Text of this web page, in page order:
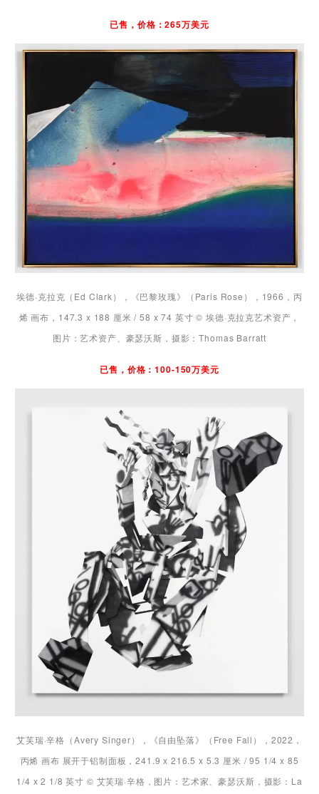
已售，价格：265万美元
埃德·克拉克（Ed Clark），《巴黎玫瑰》（Paris Rose），1966，丙
烯 画布，147.3 x 188 厘米 / 58 x 74 英寸 © 埃德·克拉克艺术资产，
图片：艺术资产、豪瑟沃斯，摄影：Thomas Barratt
已售，价格：100-150万美元
艾芙瑞·辛格（Avery Singer），《自由坠落》（Free Fall），2022，
丙烯 画布 展开于铝制面板，241.9 x 216.5 x 5.3 厘米 / 95 1/4 x 85
1/4 x 2 1/8 英寸 © 艾芙瑞·辛格，图片：艺术家、豪瑟沃斯，摄影：La